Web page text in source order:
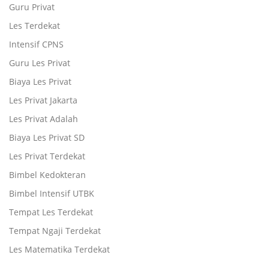
Guru Privat
Les Terdekat
Intensif CPNS
Guru Les Privat
Biaya Les Privat
Les Privat Jakarta
Les Privat Adalah
Biaya Les Privat SD
Les Privat Terdekat
Bimbel Kedokteran
Bimbel Intensif UTBK
Tempat Les Terdekat
Tempat Ngaji Terdekat
Les Matematika Terdekat